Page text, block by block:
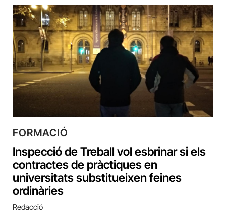
FORMACIÓ
Inspecció de Treball vol esbrinar si els
contractes de pràctiques en
universitats substitueixen feines
ordinàries
Redacció